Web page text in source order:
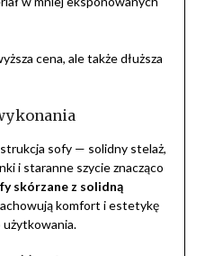
cena, ale także dłuższa
sofy — solidny stelaż,
i staranne szycie znacząco
skórzane z solidną
komfort i estetykę